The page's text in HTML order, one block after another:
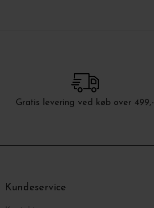
Gratis levering ved køb over 499,-
Kundeservice